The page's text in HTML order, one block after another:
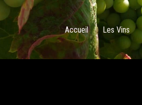
Accueil Les Vins